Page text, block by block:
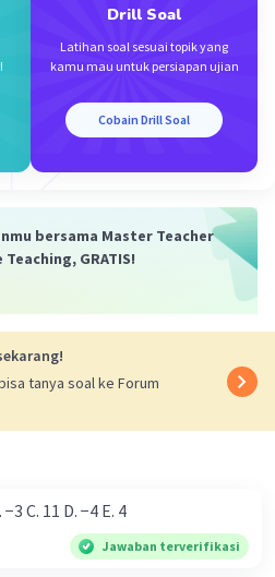
Drill Soal
Latihan soal sesuai topik yang
kamu mau untuk persiapan ujian
Cobain Drill Soal
bersama Master Teacher
Teaching, GRATIS!
tanya soal ke Forum
A. 3 B. −3 C. 11 D. −4 E. 4
Jawaban terverifikasi